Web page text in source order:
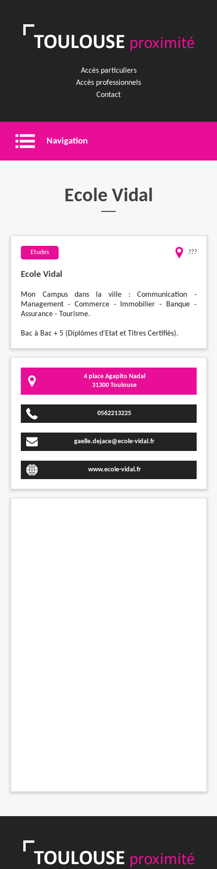
Accès particuliers
Accès professionnels
Contact
Navigation
Travaux
Santé
Ecole Vidal
Etudes ???
Ecole Vidal
Mon Campus dans la ville : Communication -
Management - Commerce - Immobilier - Banque -
Assurance - Tourisme.
Bac à Bac + 5 (Diplômes d'Etat et Titres Certifiés).
4 place Agapito Nadal
31300 Toulouse
0562213225
gaelle.dejace@ecole-vidal.fr
www.ecole-vidal.fr